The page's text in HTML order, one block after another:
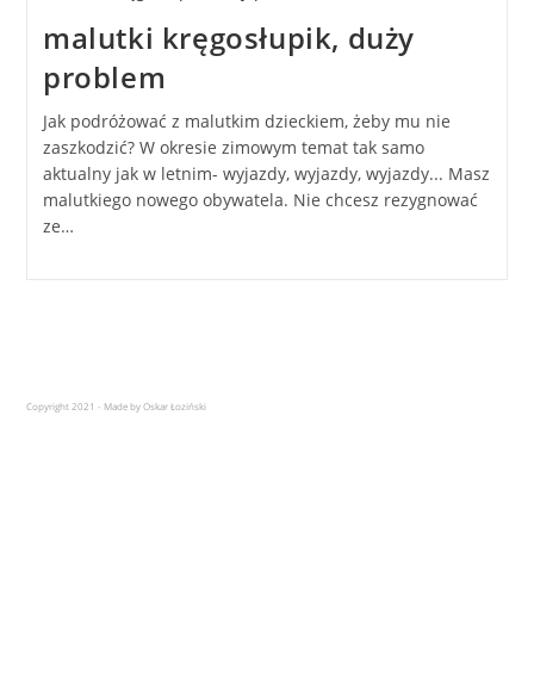
malutki kręgosłupik, duży
problem
Jak podróżować z malutkim dzieckiem, żeby mu nie
zaszkodzić? W okresie zimowym temat tak samo
aktualny jak w letnim- wyjazdy, wyjazdy, wyjazdy... Masz
malutkiego nowego obywatela. Nie chcesz rezygnować
ze…
Copyright 2021 - Made by Oskar Łoziński